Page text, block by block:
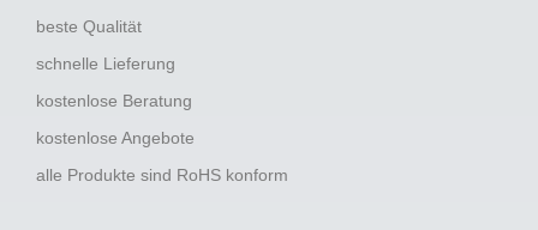
beste Qualität
schnelle Lieferung
kostenlose Beratung
kostenlose Angebote
alle Produkte sind RoHS konform